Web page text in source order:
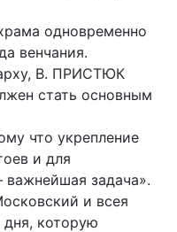
одновременно
венчания.
В. ПРИСТЮК
стать основным
что укрепление
и для
важнейшая задача».
и всея
дня, которую